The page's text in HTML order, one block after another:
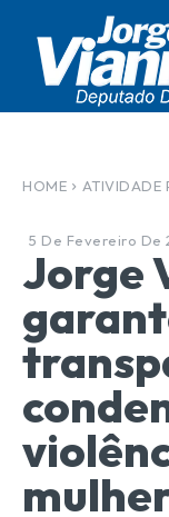
HOME ATIVIDADE
5 De Fevereiro De
Jorge